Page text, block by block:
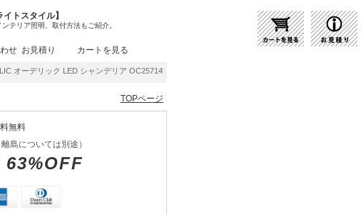
トスタイル】
テリア照明、取付方法もご紹介。
せ お見積り カートを見る
ーデリック LED シャンデリア OC257149R | 商品紹介 | 照明器具の通販・インテリア照明の通信販売
TOPページ
無料
島については別途）
63%OFF